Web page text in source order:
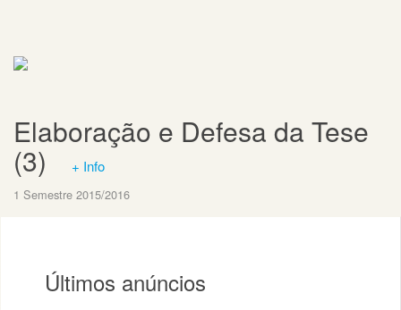
Elaboração e Defesa da Tese
(3) + Info
1 Semestre 2015/2016
Últimos anúncios